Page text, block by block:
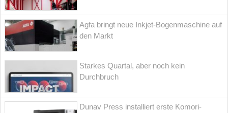
Agfa bringt neue Inkjet-Bogenmaschine auf
den Markt
Starkes Quartal, aber noch kein
Durchbruch
Dunav Press installiert erste Komori-